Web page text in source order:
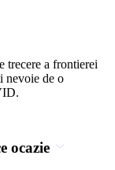
trecere a frontierei
nevoie de o
ocazie